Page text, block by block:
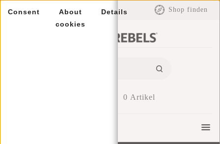
EUR Shop finden
0 Artikel
Consent
About
cookies
Details